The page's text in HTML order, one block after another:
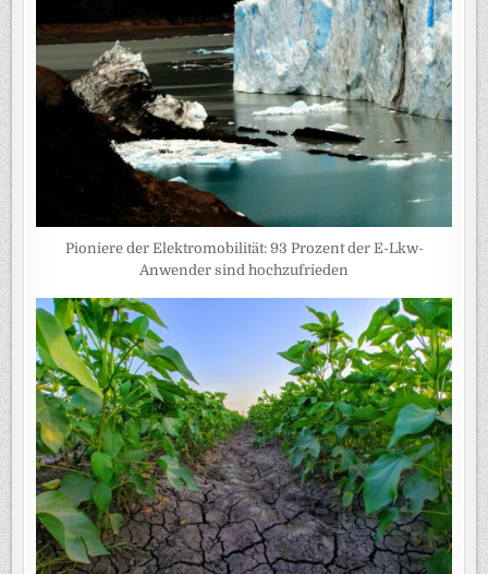
Pioniere der Elektromobilität: 93 Prozent der E-Lkw-
Anwender sind hochzufrieden